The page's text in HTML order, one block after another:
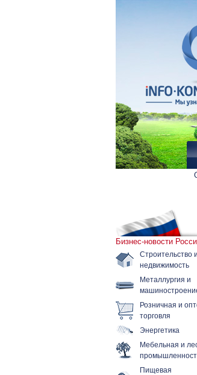
Бизнес-новости
Строительство и
недвижимость
Металлургия и
Розничная и
торговля
Энергетика
Мебельная и
Пищевая